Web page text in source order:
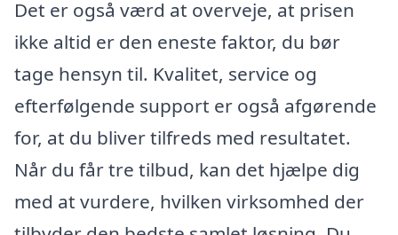
Det er også værd at overveje, at prisen
ikke altid er den eneste faktor, du bør
tage hensyn til. Kvalitet, service og
efterfølgende support er også afgørende
for, at du bliver tilfreds med resultatet.
Når du får tre tilbud, kan det hjælpe dig
med at vurdere, hvilken virksomhed der